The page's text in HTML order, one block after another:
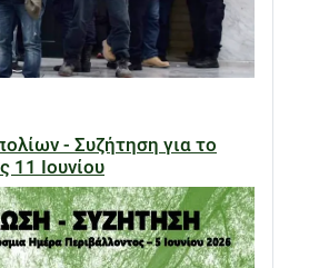
- Συζήτηση για το
11 Ιουνίου